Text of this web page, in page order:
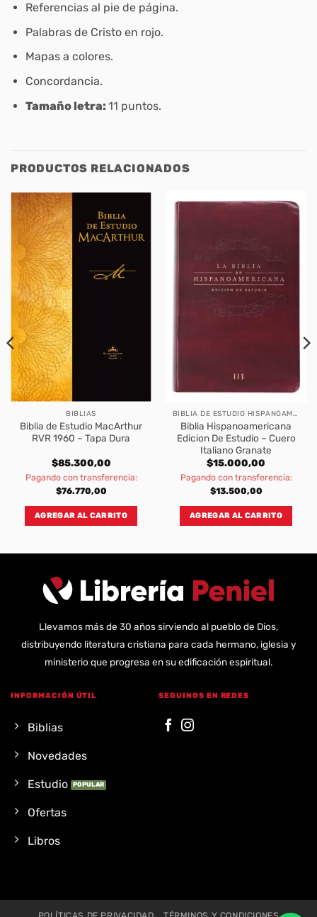
Referencias al pie de página.
Palabras de Cristo en rojo.
Mapas a colores.
Concordancia.
Tamaño letra: 11 puntos.
PRODUCTOS RELACIONADOS
BIBLIAS
Biblia de Estudio MacArthur
RVR 1960 – Tapa Dura
$85.300,00
Pagando con transferencia:
$76.770,00
AGREGAR AL CARRITO
BIBLIA DE ESTUDIO HISPANOAMERICANA
Biblia Hispanoamericana
Edicion De Estudio – Cuero
Italiano Granate
$15.000,00
Pagando con transferencia:
$13.500,00
AGREGAR AL CARRITO
Llevamos más de 30 años sirviendo al pueblo de Dios,
distribuyendo literatura cristiana para cada hermano, iglesia y
ministerio que progresa en su edificación espiritual.
INFORMACIÓN ÚTIL
Biblias
Novedades
Estudio
Ofertas
Libros
SEGUINOS EN REDES